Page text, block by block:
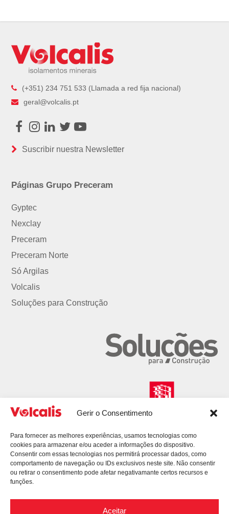
Gerir o Consentimento
Para fornecer as melhores experiências, usamos tecnologias como
cookies para armazenar e/ou aceder a informações do dispositivo.
Consentir com essas tecnologias nos permitirá processar dados, como
comportamento de navegação ou IDs exclusivos neste site. Não consentir
ou retirar o consentimento pode afetar negativamante certos recursos e
funções.
Aceitar
(+351) 234 751 533 (Llamada a red fija nacional)
geral@volcalis.pt
Facebook
Instagram
LinkedIn
TwitterYoutube
Suscribir nuestra Newsletter
Páginas Grupo Preceram
Gyptec
Nexclay
Preceram
Preceram Norte
Só Argilas
Volcalis
Soluções para Construção